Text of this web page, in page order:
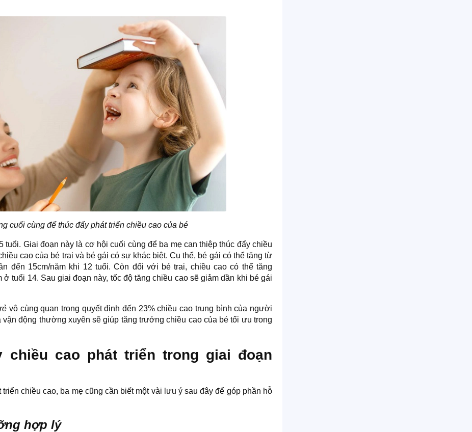
cuối cùng để thúc đẩy phát triển chiều cao của bé
tuổi. Giai đoạn này là cơ hội cuối cùng để ba mẹ can thiệp thúc đẩy chiều
cao của bé trai và bé gái có sự khác biệt. Cụ thể, bé gái có thể tăng từ
đến 15cm/năm khi 12 tuổi. Còn đối với bé trai, chiều cao có thể tăng
tuổi 14. Sau giai đoạn này, tốc độ tăng chiều cao sẽ giảm dần khi bé gái
vô cùng quan trọng quyết định đến 23% chiều cao trung bình của người
động thường xuyên sẽ giúp tăng trưởng chiều cao của bé tối ưu trong
cao phát triển trong giai đoạn
chiều cao, ba mẹ cũng cần biết một vài lưu ý sau đây để góp phần hỗ
hợp lý